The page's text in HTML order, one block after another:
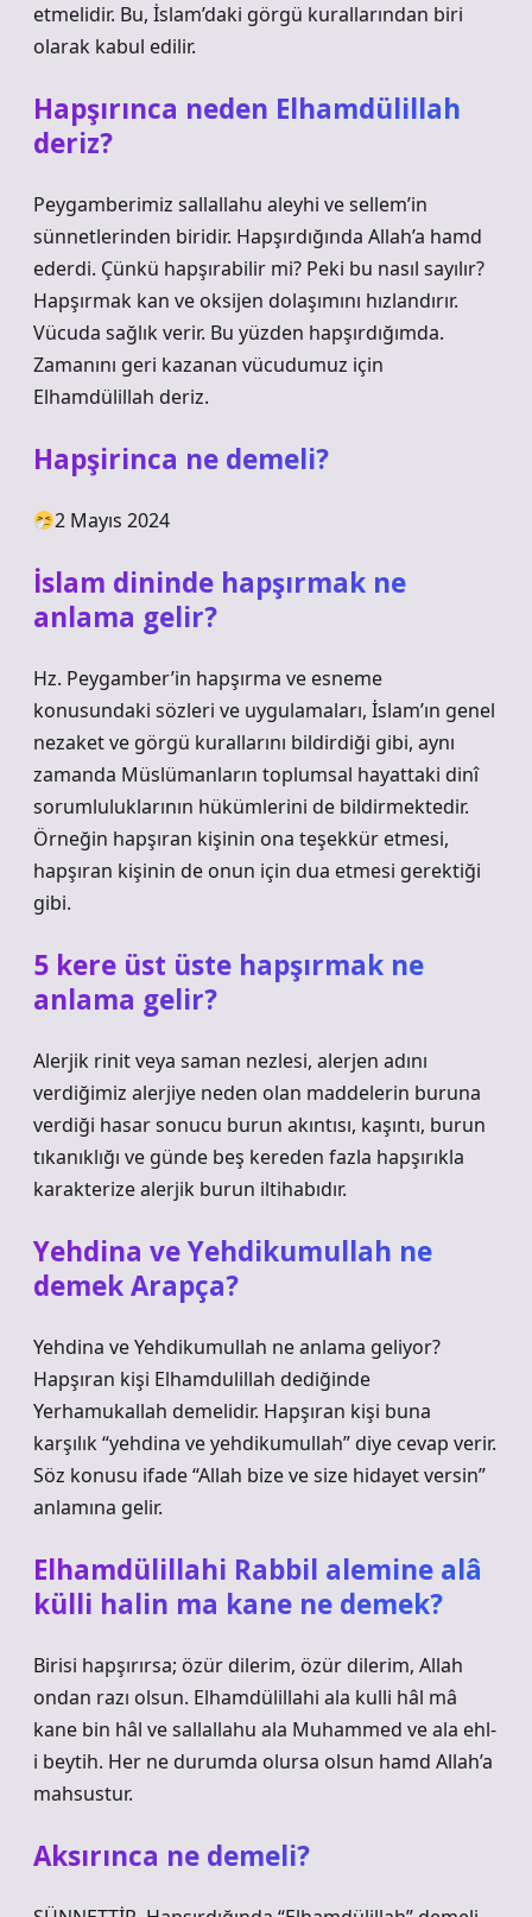
etmelidir. Bu, İslam’daki görgü kurallarından biri
olarak kabul edilir.
Hapşırınca neden Elhamdülillah
deriz?
Peygamberimiz sallallahu aleyhi ve sellem’in
sünnetlerinden biridir. Hapşırdığında Allah’a hamd
ederdi. Çünkü hapşırabilir mi? Peki bu nasıl sayılır?
Hapşırmak kan ve oksijen dolaşımını hızlandırır.
Vücuda sağlık verir. Bu yüzden hapşırdığımda.
Zamanını geri kazanan vücudumuz için
Elhamdülillah deriz.
Hapşirinca ne demeli?
2 Mayıs 2024
İslam dininde hapşırmak ne
anlama gelir?
Hz. Peygamber’in hapşırma ve esneme
konusundaki sözleri ve uygulamaları, İslam’ın genel
nezaket ve görgü kurallarını bildirdiği gibi, aynı
zamanda Müslümanların toplumsal hayattaki dinî
sorumluluklarının hükümlerini de bildirmektedir.
Örneğin hapşıran kişinin ona teşekkür etmesi,
hapşıran kişinin de onun için dua etmesi gerektiği
gibi.
5 kere üst üste hapşırmak ne
anlama gelir?
Alerjik rinit veya saman nezlesi, alerjen adını
verdiğimiz alerjiye neden olan maddelerin buruna
verdiği hasar sonucu burun akıntısı, kaşıntı, burun
tıkanıklığı ve günde beş kereden fazla hapşırıkla
karakterize alerjik burun iltihabıdır.
Yehdina ve Yehdikumullah ne
demek Arapça?
Yehdina ve Yehdikumullah ne anlama geliyor?
Hapşıran kişi Elhamdulillah dediğinde
Yerhamukallah demelidir. Hapşıran kişi buna
karşılık “yehdina ve yehdikumullah” diye cevap verir.
Söz konusu ifade “Allah bize ve size hidayet versin”
anlamına gelir.
Elhamdülillahi Rabbil alemine alâ
külli halin ma kane ne demek?
Birisi hapşırırsa; özür dilerim, özür dilerim, Allah
ondan razı olsun. Elhamdülillahi ala kulli hâl mâ
kane bin hâl ve sallallahu ala Muhammed ve ala ehl-
i beytih. Her ne durumda olursa olsun hamd Allah’a
mahsustur.
Aksırınca ne demeli?